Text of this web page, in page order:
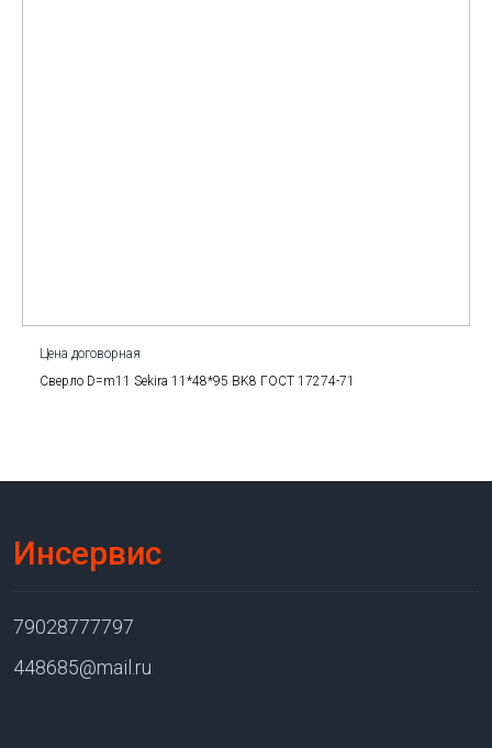
Цена договорная
Сверло D=m11 Sekira 11*48*95 BK8 ГОСТ 17274-71
Инсервис
79028777797
448685@mail.ru